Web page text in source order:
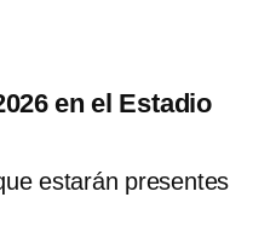
en el Estadio
estarán presentes